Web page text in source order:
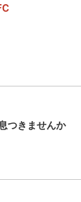
つきませんか